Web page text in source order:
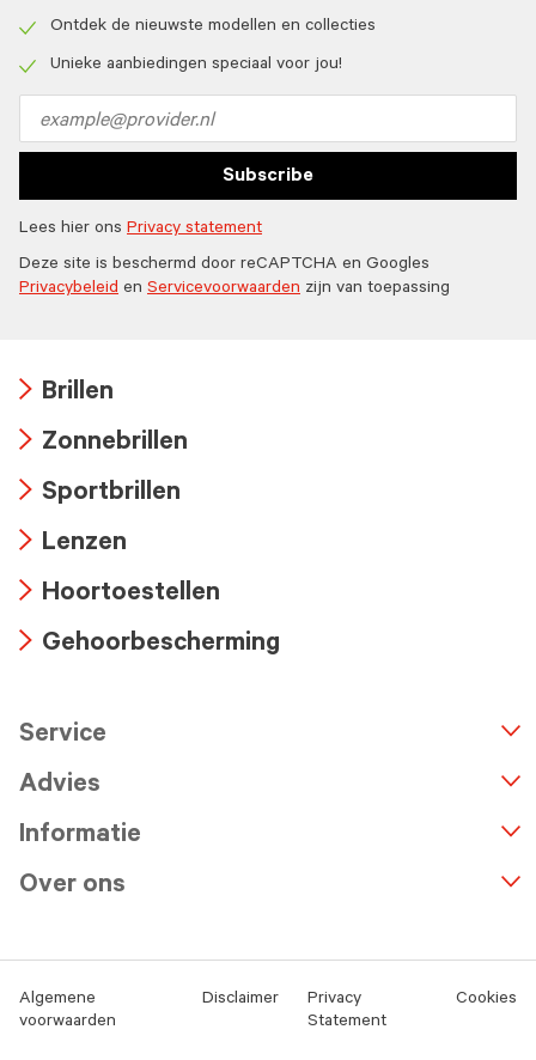
icon
icon
Ontdek de nieuwste modellen en collecties
Unieke aanbiedingen speciaal voor jou!
address
Subscribe
Lees hier ons Privacy statement
Deze site is beschermd door reCAPTCHA en Googles
Privacybeleid en Servicevoorwaarden zijn van toepassing
icon
Brillen
icon
Zonnebrillen
icon
Sportbrillen
icon
Lenzen
icon
Hoortoestellen
Gehoorbescherming
Service
Advies
Informatie
Over ons
Algemene
voorwaarden
Disclaimer
Privacy
Statement
Cookies